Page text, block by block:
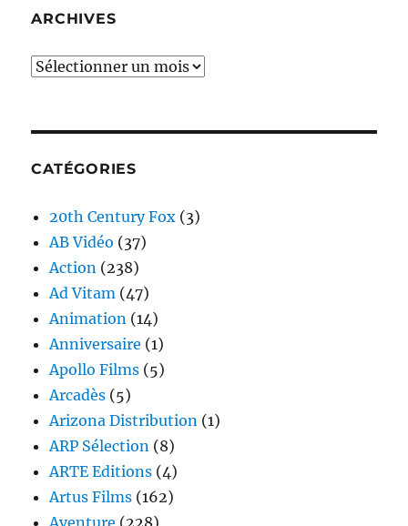
ARCHIVES
Archives
CATÉGORIES
20th Century Fox (3)
AB Vidéo (37)
Action (238)
Ad Vitam (47)
Animation (14)
Anniversaire (1)
Apollo Films (5)
Arcadès (5)
Arizona Distribution (1)
ARP Sélection (8)
ARTE Editions (4)
Artus Films (162)